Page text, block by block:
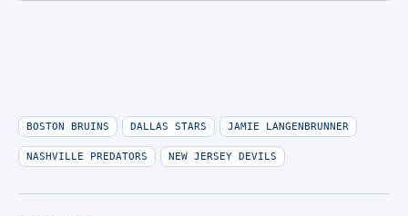
BOSTON BRUINS DALLAS STARS JAMIE LANGENBRUNNER
NASHVILLE PREDATORS NEW JERSEY DEVILS